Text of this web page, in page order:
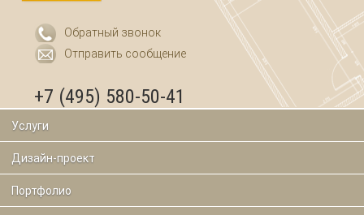
Обратный звонок
Отправить сообщение
+7 (495) 580-50-41
Услуги
Дизайн-проект
Портфолио